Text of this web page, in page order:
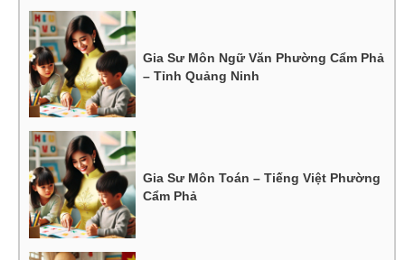
Gia Sư Môn Ngữ Văn Phường Cẩm Phả
– Tỉnh Quảng Ninh
Gia Sư Môn Toán – Tiếng Việt Phường
Cẩm Phả